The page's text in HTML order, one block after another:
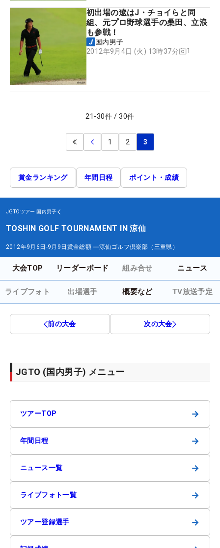
初出場の遼はJ・チョイらと同
組、元プロ野球選手の桑田、立浪
も参戦！
国内男子
2012年9月4日 (火) 13時37分
1
21 -30件 / 30件
1 2 3
賞金ランキング 年間日程 ポイント・成績
JGTOツアー 国内男子
TOSHIN GOLF TOURNAMENT IN 涼仙
2012年9月6日-9月9日 賞金総額 ―涼仙ゴルフ倶楽部（三重県）
大会TOP リーダーボード 組み合せ ニュース
ライブフォト 出場選手 概要など TV放送予定
前の大会 次の大会
JGTO (国内男子) メニュー
ツアーTOP →
年間日程 →
ニュース一覧 →
ライブフォト一覧 →
ツアー登録選手 →